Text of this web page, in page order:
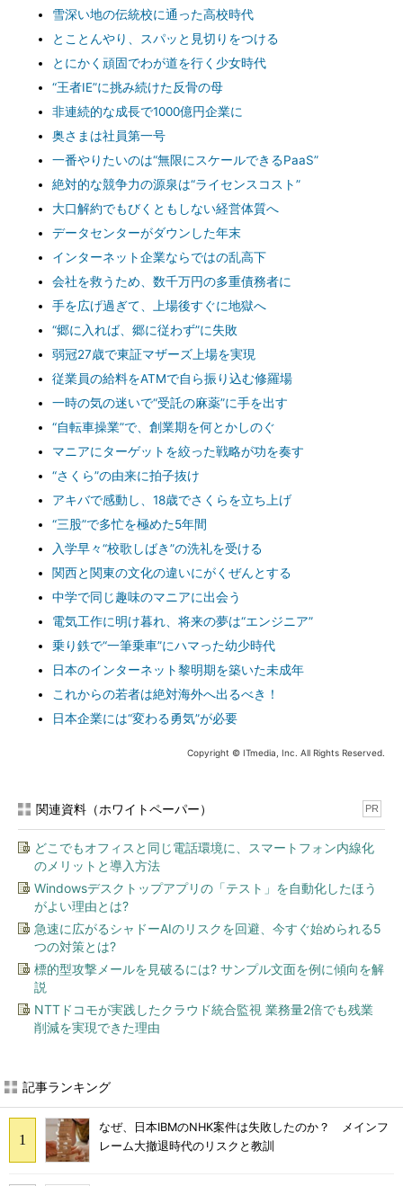
雪深い地の伝統校に通った高校時代
とことんやり、スパッと見切りをつける
とにかく頑固でわが道を行く少女時代
“王者IE”に挑み続けた反骨の母
非連続的な成長で1000億円企業に
奥さまは社員第一号
一番やりたいのは“無限にスケールできるPaaS”
絶対的な競争力の源泉は“ライセンスコスト”
大口解約でもびくともしない経営体質へ
データセンターがダウンした年末
インターネット企業ならではの乱高下
会社を救うため、数千万円の多重債務者に
手を広げ過ぎて、上場後すぐに地獄へ
“郷に入れば、郷に従わず”に失敗
弱冠27歳で東証マザーズ上場を実現
従業員の給料をATMで自ら振り込む修羅場
一時の気の迷いで“受託の麻薬”に手を出す
“自転車操業”で、創業期を何とかしのぐ
マニアにターゲットを絞った戦略が功を奏す
“さくら”の由来に拍子抜け
アキバで感動し、18歳でさくらを立ち上げ
“三股”で多忙を極めた5年間
入学早々“校歌しばき”の洗礼を受ける
関西と関東の文化の違いにがくぜんとする
中学で同じ趣味のマニアに出会う
電気工作に明け暮れ、将来の夢は“エンジニア”
乗り鉄で“一筆乗車”にハマった幼少時代
日本のインターネット黎明期を築いた未成年
これからの若者は絶対海外へ出るべき！
日本企業には“変わる勇気”が必要
Copyright © ITmedia, Inc. All Rights Reserved.
関連資料（ホワイトペーパー） PR
どこでもオフィスと同じ電話環境に、スマートフォン内線化
のメリットと導入方法
Windowsデスクトップアプリの「テスト」を自動化したほう
がよい理由とは?
急速に広がるシャドーAIのリスクを回避、今すぐ始められる5
つの対策とは?
標的型攻撃メールを見破るには? サンプル文面を例に傾向を解
説
NTTドコモが実践したクラウド統合監視 業務量2倍でも残業
削減を実現できた理由
記事ランキング
なぜ、日本IBMのNHK案件は失敗したのか？ メインフ
レーム大撤退時代のリスクと教訓